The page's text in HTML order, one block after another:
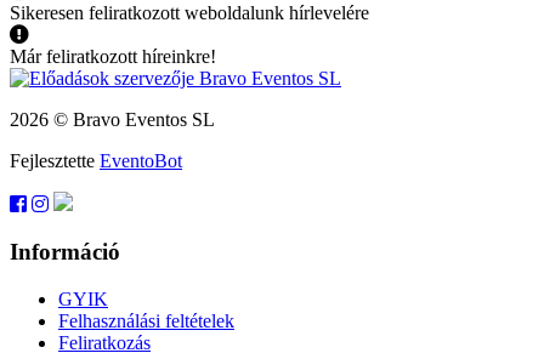
Sikeresen feliratkozott weboldalunk hírlevelére
Már feliratkozott híreinkre!
2026 © Bravo Eventos SL
Fejlesztette EventoBot
Információ
GYIK
Felhasználási feltételek
Feliratkozás